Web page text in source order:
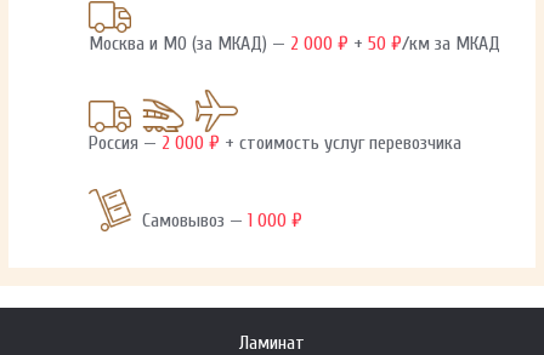
Москва и МО (за МКАД) — 2 000 ₽ +50 ₽/км за МКАД
Россия — 2 000 ₽ + стоимость услуг перевозчика
Самовывоз —1 000 ₽
Ламинат